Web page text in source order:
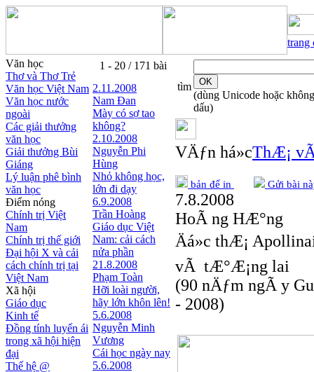
trang
Văn học
Thơ và Thơ Trẻ
Văn học Việt Nam
Văn học nước
ngoài
Các giải thưởng
văn học
Giải thưởng Bùi
Giáng
Lý luận phê bình
văn học
Điểm nóng
Chính trị Việt
Nam
Chính trị thế giới
Đại hội X và cải
cách chính trị tại
Việt Nam
Xã hội
Giáo dục
Kinh tế
Đồng tính luyến ái
trong xã hội hiện
đại
Thế hệ @
1 - 20 / 171 bài
2.11.2008
Nam Đan
Mày có sợ tao
không?
2.10.2008
Nguyễn Phi
Hùng
Nhỏ không học,
lớn đi dạy
6.9.2008
Trần Hoàng
Giáo dục Việt
Nam: cải cách
nửa phần
21.8.2008
Phạm Toàn
Hỡi loài người,
hãy lớn khôn lên!
5.6.2008
Nguyễn Minh
Vương
Cái học ngày nay
5.6.2008
tìm
(dùng Unicode hoặc không
dấu)
VÄƒn há»cThÆ¡
bản để in Gửi bài
7.8.2008
HoÃ ng HÆ°ng
Äá»c thÆ¡
vÃ tÆ°Æ¡ng lai
(90 nÄƒm ngÃ y
- 2008)